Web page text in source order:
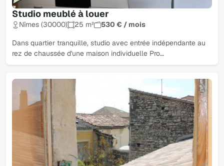
Studio meublé à louer
Nîmes (30000) 25 m² 530 € / mois
Dans quartier tranquille, studio avec entrée indépendante au
rez de chaussée d'une maison individuelle Pro…